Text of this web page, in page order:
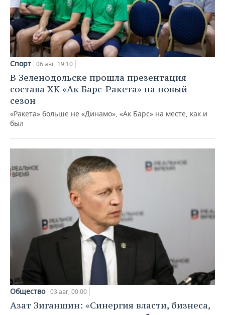
Спорт 06 авг, 19:10
В Зеленодольске прошла презентация
состава ХК «Ак Барс-Ракета» на новый
сезон
«Ракета» больше не «Динамо», «Ак Барс» на месте, как и
был
Общество 03 авг, 00:00
Азат Зиганшин: «Синергия власти, бизнеса,